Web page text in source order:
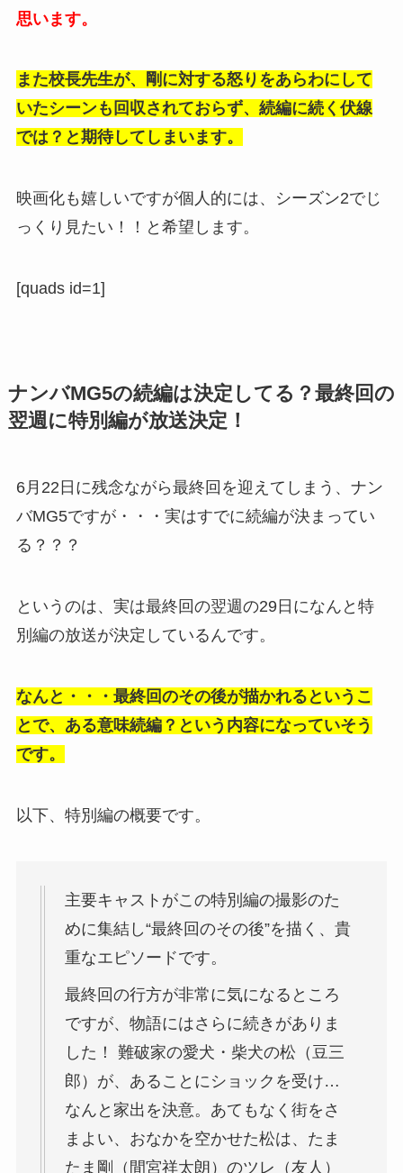
思います。
また校長先生が、剛に対する怒りをあらわにして
いたシーンも回収されておらず、続編に続く伏線
では？と期待してしまいます。
映画化も嬉しいですが個人的には、シーズン2でじ
っくり見たい！！と希望します。
[quads id=1]
ナンバMG5の続編は決定してる？最終回の
翌週に特別編が放送決定！
6月22日に残念ながら最終回を迎えてしまう、ナン
バMG5ですが・・・実はすでに続編が決まってい
る？？？
というのは、実は最終回の翌週の29日になんと特
別編の放送が決定しているんです。
なんと・・・最終回のその後が描かれるというこ
とで、ある意味続編？という内容になっていそう
です。
以下、特別編の概要です。
主要キャストがこの特別編の撮影のた
めに集結し“最終回のその後”を描く、貴
重なエピソードです。
最終回の行方が非常に気になるところ
ですが、物語にはさらに続きがありま
した！ 難破家の愛犬・柴犬の松（豆三
郎）が、あることにショックを受け…
なんと家出を決意。あてもなく街をさ
まよい、おなかを空かせた松は、たま
たま剛（間宮祥太朗）のツレ（友人）